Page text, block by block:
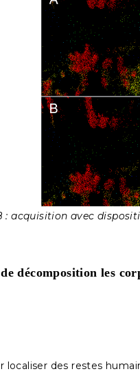
: acquisition avec
décomposition les
des restes